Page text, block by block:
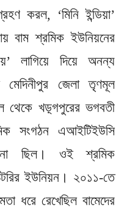
করল, ‘মিনি ইন্ডিয়া’
বাম শ্রমিক ইউনিয়নের
লাগিয়ে দিয়ে অনন্য
জেলা তৃণমূল
থেকে খড়্গপুরের ভগবতী
সংগঠন এআইটিইউসি
ছিল। ওই শ্রমিক
ইউনিয়ন। ২০১১-তে
ধরে রেখেছিল বামেদের